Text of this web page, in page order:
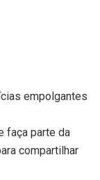
empolgantes
faça parte da
compartilhar